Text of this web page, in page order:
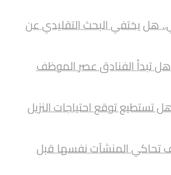
هل يختفي البحث التقليدي عن
تبدأ الفنادق عصر الموظف
تستطيع توقع احتياجات النزيل
تحاكي المنشآت نفسها قبل